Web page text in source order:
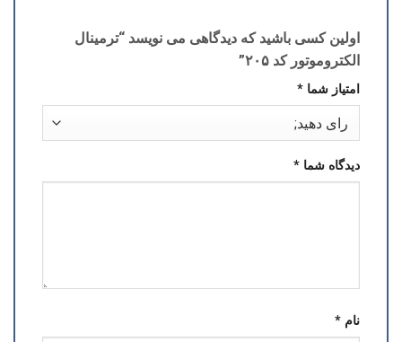
اولین کسی باشید که دیدگاهی می نویسد “ترمینال
الکتروموتور کد ۲۰۵”
امتیاز شما *
دیدگاه شما *
نام *